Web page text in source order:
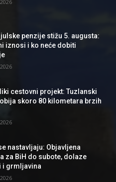
julske penzije stižu 5. augusta:
iznosi i ko neće dobiti
cestovni projekt: Tuzlanski
skoro 80 kilometara brzih
nastavljaju: Objavljena
za BiH do subote, dolaze
i grmljavina